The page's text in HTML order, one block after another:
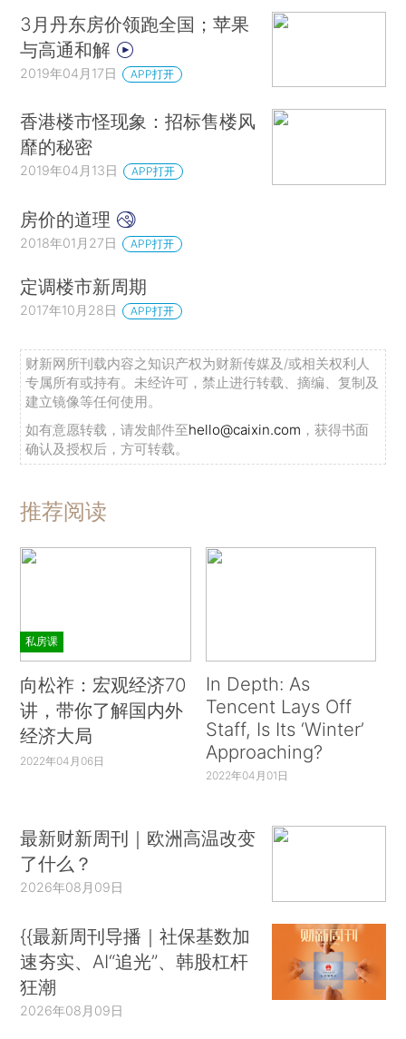
3月丹东房价领跑全国；苹果
与高通和解
2019年04月17日 APP打开
香港楼市怪现象：招标售楼风
靡的秘密
2019年04月13日 APP打开
房价的道理
2018年01月27日 APP打开
定调楼市新周期
2017年10月28日 APP打开
财新网所刊载内容之知识产权为财新传媒及/或相关权利人
专属所有或持有。未经许可，禁止进行转载、摘编、复制及
建立镜像等任何使用。
如有意愿转载，请发邮件至hello@caixin.com ，获得书面
确认及授权后，方可转载。
推荐阅读
私房课
向松祚：宏观经济70
讲，带你了解国内外
经济大局
2022年04月06日
In Depth: As
Tencent Lays Off
Staff, Is Its ‘Winter’
Approaching?
2022年04月01日
最新财新周刊｜欧洲高温改变
了什么？
2026年08月09日
{{最新周刊导播｜社保基数加
速夯实、AI“追光”、韩股杠杆
狂潮
2026年08月09日